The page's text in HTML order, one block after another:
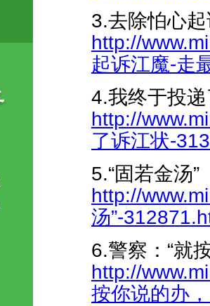
3.去除怕心
http://
起诉江魔-走
4.我终于投
http://
了诉江状-
5.“固若金汤”
http://
汤”-
6.警察：“就
http://
按你说的办